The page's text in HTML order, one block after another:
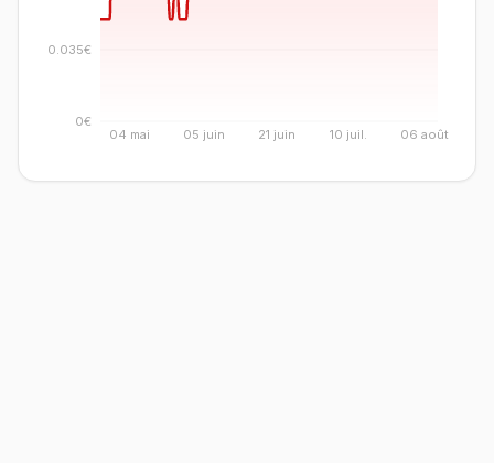
04 mai 05 juin 21 juin 10 juil. 06 août
0€
0.035€